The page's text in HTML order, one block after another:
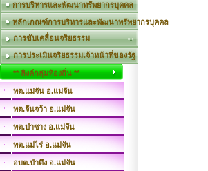
การบริหารและพัฒนาทรัพยากรบุคคล
หลักเกณฑ์การบริหารและพัฒนาทรัพยากรบุคคล
การขับเคลื่อนจริยธรรม
การประเมินจริยธรรมเจ้าหน้าที่ของรัฐ
** ลิงค์กลุ่มท้องถิ่น **
ทต.แม่จัน อ.แม่จัน
ทต.จันจว้า อ.แม่จัน
ทต.ป่าซาง อ.แม่จัน
ทต.แม่ไร่ อ.แม่จัน
อบต.ป่าตึง อ.แม่จัน